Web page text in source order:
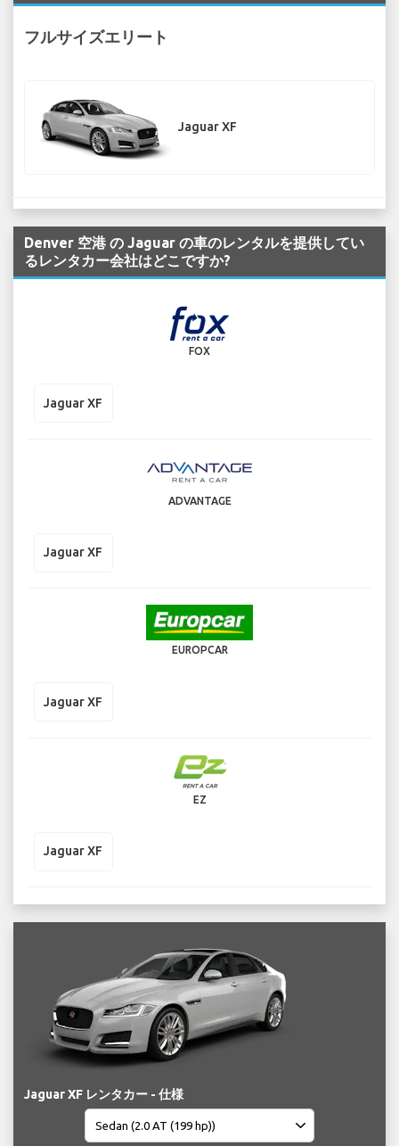
フルサイズエリート
Jaguar XF
Denver 空港 の Jaguar の車のレンタルを提供してい
るレンタカー会社はどこですか?
FOX
Jaguar XF
ADVANTAGE
Jaguar XF
EUROPCAR
Jaguar XF
EZ
Jaguar XF
Jaguar XF レンタカー - 仕様